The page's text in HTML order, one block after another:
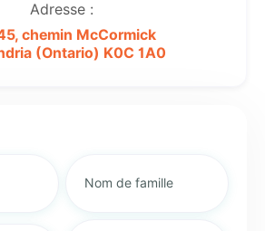
Adresse :
chemin McCormick
(Ontario) K0C 1A0